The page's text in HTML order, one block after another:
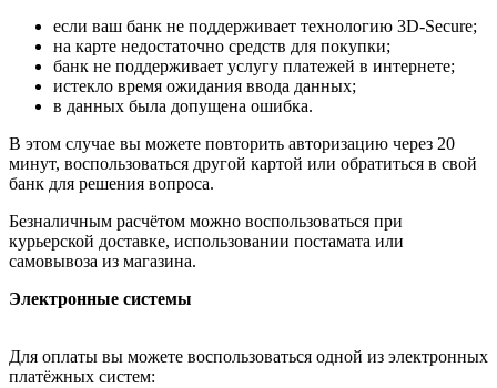
если ваш банк не поддерживает технологию 3D-Secure;
на карте недостаточно средств для покупки;
банк не поддерживает услугу платежей в интернете;
истекло время ожидания ввода данных;
в данных была допущена ошибка.
В этом случае вы можете повторить авторизацию через 20
минут, воспользоваться другой картой или обратиться в свой
банк для решения вопроса.
Безналичным расчётом можно воспользоваться при
курьерской доставке, использовании постамата или
самовывоза из магазина.
Электронные системы
Для оплаты вы можете воспользоваться одной из электронных
платёжных систем: